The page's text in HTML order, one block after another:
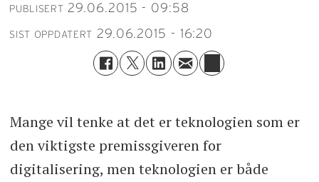
PUBLISERT 29.06.2015 - 09:58
SIST OPPDATERT 29.06.2015 - 16:20
Mange vil tenke at det er teknologien som er
den viktigste premissgiveren for
digitalisering, men teknologien er både